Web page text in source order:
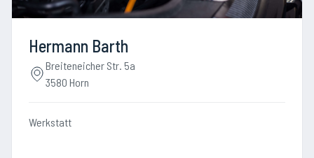
Hermann Barth
Breiteneicher Str. 5a
3580 Horn
Werkstatt